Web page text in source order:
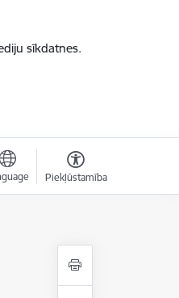
sīkdatnes.
Piekļūstamība